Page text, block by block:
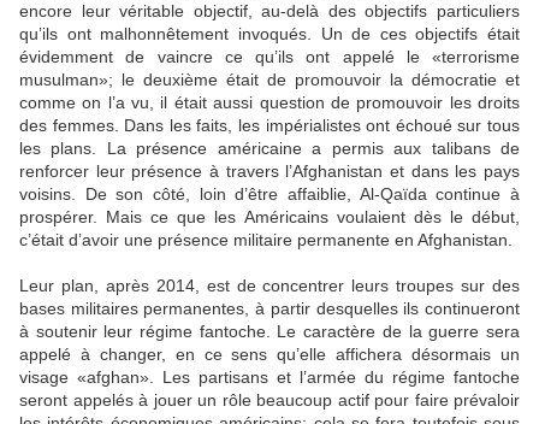
encore leur véritable objectif, au-delà des objectifs particuliers
qu’ils ont malhonnêtement invoqués. Un de ces objectifs était
évidemment de vaincre ce qu’ils ont appelé le «terrorisme
musulman»; le deuxième était de promouvoir la démocratie et
comme on l’a vu, il était aussi question de promouvoir les droits
des femmes. Dans les faits, les impérialistes ont échoué sur tous
les plans. La présence américaine a permis aux talibans de
renforcer leur présence à travers l’Afghanistan et dans les pays
voisins. De son côté, loin d’être affaiblie, Al-Qaïda continue à
prospérer. Mais ce que les Américains voulaient dès le début,
c’était d’avoir une présence militaire permanente en Afghanistan.
Leur plan, après 2014, est de concentrer leurs troupes sur des
bases militaires permanentes, à partir desquelles ils continueront
à soutenir leur régime fantoche. Le caractère de la guerre sera
appelé à changer, en ce sens qu’elle affichera désormais un
visage «afghan». Les partisans et l’armée du régime fantoche
seront appelés à jouer un rôle beaucoup actif pour faire prévaloir